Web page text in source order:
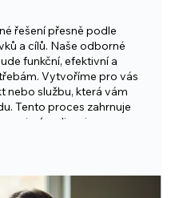
řešení přesně podle
a cílů. Naše odborné
funkční, efektivní a
Vytvoříme pro vás
nebo službu, která vám
Tento proces zahrnuje
realizaci.